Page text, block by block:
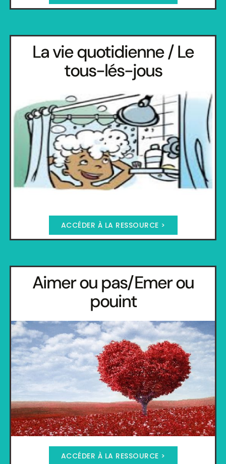
La vie quotidienne / Le
tous-lés-jous
ACCÉDER À LA RESSOURCE >
Aimer ou pas/Emer ou
pouint
ACCÉDER À LA RESSOURCE >